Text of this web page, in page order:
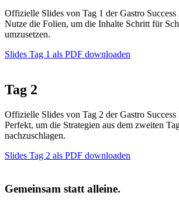
Offizielle Slides von Tag 1 der Gastro Success
Nutze die Folien, um die Inhalte Schritt für
umzusetzen.
Slides Tag 1 als PDF downloaden
Tag 2
Offizielle Slides von Tag 2 der Gastro Success
Perfekt, um die Strategien aus dem zweiten
nachzuschlagen.
Slides Tag 2 als PDF downloaden
Gemeinsam statt alleine.